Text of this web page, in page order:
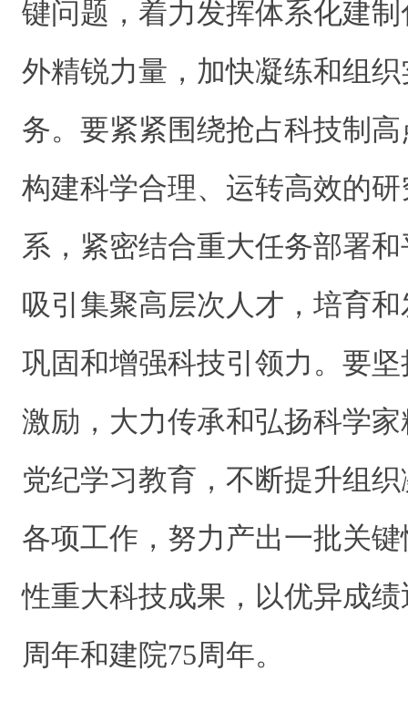
键问题，着力发挥体系化建
外精锐力量，加快凝练和组
务。要紧紧围绕抢占科技制
构建科学合理、运转高效的
系，紧密结合重大任务部署
吸引集聚高层次人才，培育
巩固和增强科技引领力。要
激励，大力传承和弘扬科学
党纪学习教育，不断提升组
各项工作，努力产出一批关
性重大科技成果，以优异成
周年和建院75周年。